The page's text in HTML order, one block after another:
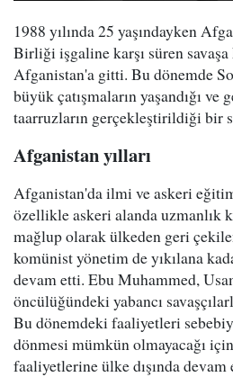
1988 yılında 25 yaşındayken
Birliği işgaline karşı süren
Afganistan'a gitti. Bu dönemde
büyük çatışmaların yaşandığı ve
taarruzların gerçekleştirildiği bir
Afganistan yılları
Afganistan'da ilmi ve askeri
özellikle askeri alanda uzmanlık
mağlup olarak ülkeden geri
komünist yönetim de yıkılana
devam etti. Ebu Muhammed,
öncülüğündeki yabancı
Bu dönemdeki faaliyetleri
dönmesi mümkün olmayacağı
faaliyetlerine ülke dışında devam